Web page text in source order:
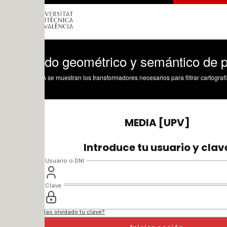
geométrico y semántico de